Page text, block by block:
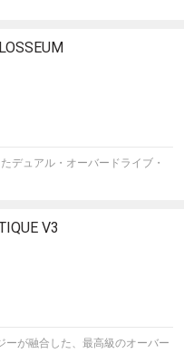
デュアル・オーバードライブ・
V3
ーが融合した、最高級のオーバー